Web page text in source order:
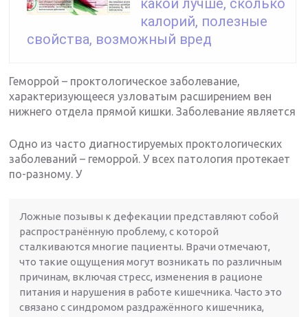
какой лучше, сколько
калорий, полезные
свойства, возможный вред
Геморрой – проктологическое заболевание,
характеризующееся узловатым расширением вен
нижнего отдела прямой кишки. Заболевание является
Одно из часто диагностируемых проктологических
заболеваний – геморрой. У всех патология протекает
по-разному. У
Ложные позывы к дефекации представляют собой
распространённую проблему, с которой
сталкиваются многие пациенты. Врачи отмечают,
что такие ощущения могут возникать по различным
причинам, включая стресс, изменения в рационе
питания и нарушения в работе кишечника. Часто это
связано с синдромом раздражённого кишечника,